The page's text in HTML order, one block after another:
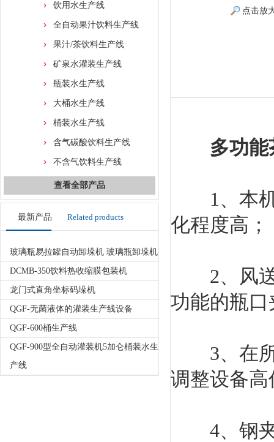
饮用水生产线
全自动果汁饮料生产线
果汁/茶饮料生产线
矿泉水灌装生产线
瓶装水生产线
大桶水生产线
桶装水生产线
含气碳酸饮料生产线
不含气饮料生产线
查看全部产品
最新产品 Related products
玻璃瓶易拉罐自动卸垛机 玻璃瓶卸垛机
DCMB-350饮料热收缩膜包装机
龙门式直角坐标码垛机
QGF-无菌液体的灌装生产线设备
QGF-600桶生产线
QGF-900型全自动灌装机5加仑桶装水生
产线
点击放
多功
1、本机
化程度高；
2、风送
功能的瓶
3、在所
调整设备
4、钢夹